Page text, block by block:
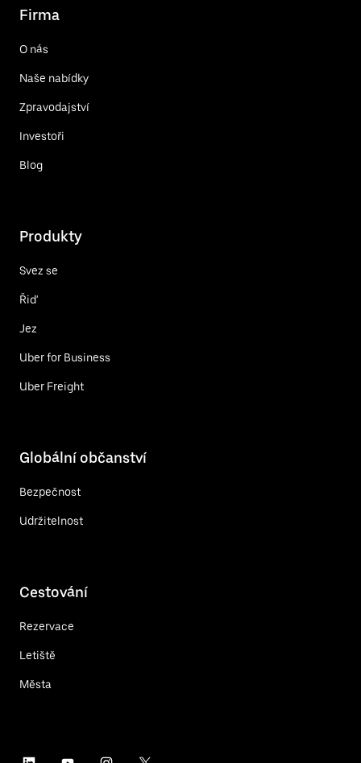
Firma
O nás
Naše nabídky
Zpravodajství
Investoři
Blog
Produkty
Svez se
Řiď
Jez
Uber for Business
Uber Freight
Globální občanství
Bezpečnost
Udržitelnost
Cestování
Rezervace
Letiště
Města